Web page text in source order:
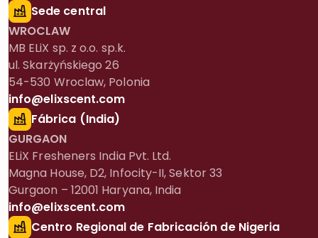
Sede central
WROCLAW
MB ELiX sp. z o.o. sp.k.
ul. Skarżyńskiego 26
54-530 Wroclaw, Polonia
info@elixscent.com
Fábrica (India)
GURGAON
ELiX Fresheners India Pvt. Ltd.
Magna House, D2, Infocity-II, Sektor 33
Gurgaon – 12001 Haryana, India
info@elixscent.com
Centro Regional de Fabricación de Nigeria